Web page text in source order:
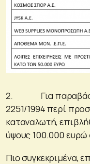
2. Για
2251/1994 περί
καταναλωτή,
ύψους 100.000 ευρώ
Πιο συγκεκριμένα,